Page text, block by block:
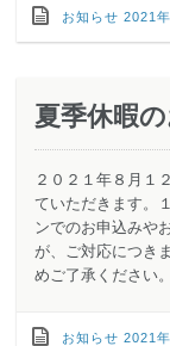
お知らせ 2021
夏季休暇
２０２１年８月１
ていただきます。
ンでのお申込みや
が、ご対応につき
めご了承ください。
お知らせ 2021